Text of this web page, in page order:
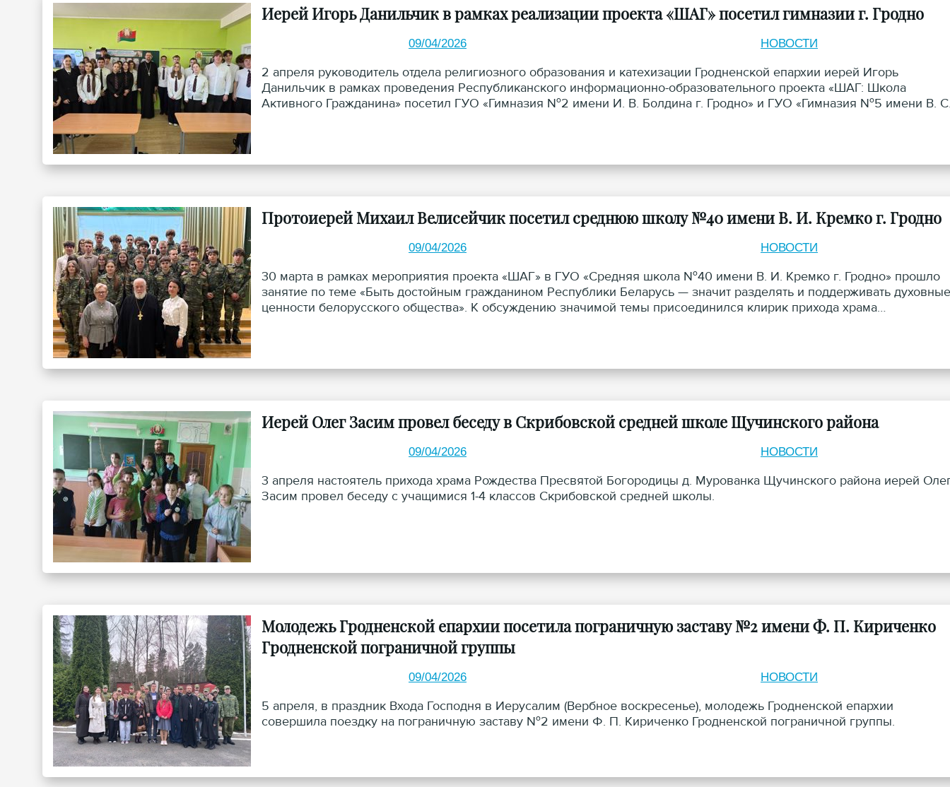
Иерей Игорь Данильчик в рамках реализации проекта «ШАГ» посетил гимназии г. Гродно
09/04/2026 НОВОСТИ
2 апреля руководитель отдела религиозного образования и катехизации Гродненской епархии иерей Игорь
Данильчик в рамках проведения Республиканского информационно-образовательного проекта «ШАГ: Школа
Активного Гражданина» посетил ГУО «Гимназия №2 имени И. В. Болдина г. Гродно» и ГУО «Гимназия №5 имени В.
Протоиерей Михаил Велисейчик посетил среднюю школу №40 имени В. И. Кремко г. Гродно
09/04/2026 НОВОСТИ
30 марта в рамках мероприятия проекта «ШАГ» в ГУО «Средняя школа №40 имени В. И. Кремко г. Гродно» прошло
занятие по теме «Быть достойным гражданином Республики Беларусь — значит разделять и поддерживать духовные
ценности белорусского общества». К обсуждению значимой темы присоединился клирик прихода храма
Иерей Олег Засим провел беседу в Скрибовской средней школе Щучинского района
09/04/2026 НОВОСТИ
3 апреля настоятель прихода храма Рождества Пресвятой Богородицы д. Мурованка Щучинского района иерей
Засим провел беседу с учащимися 1-4 классов Скрибовской средней школы.
Молодежь Гродненской епархии посетила пограничную заставу №2 имени Ф. П. Кириченко
Гродненской пограничной группы
09/04/2026 НОВОСТИ
5 апреля, в праздник Входа Господня в Иерусалим (Вербное воскресенье), молодежь Гродненской епархии
совершила поездку на пограничную заставу №2 имени Ф. П. Кириченко Гродненской пограничной группы.